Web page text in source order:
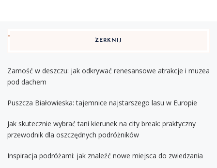
ZERKNIJ
Zamość w deszczu: jak odkrywać renesansowe atrakcje i muzea
pod dachem
Puszcza Białowieska: tajemnice najstarszego lasu w Europie
Jak skutecznie wybrać tani kierunek na city break: praktyczny
przewodnik dla oszczędnych podróżników
Inspiracja podróżami: jak znaleźć nowe miejsca do zwiedzania